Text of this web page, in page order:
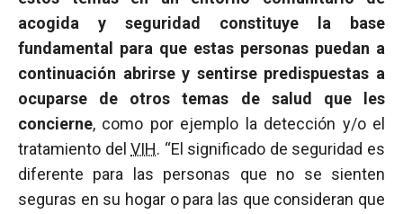
acogida y seguridad constituye la base
fundamental para que estas personas puedan a
continuación abrirse y sentirse predispuestas a
ocuparse de otros temas de salud que les
concierne, como por ejemplo la detección y/o el
tratamiento delVIH. “El significado de seguridad es
diferente para las personas que no se sienten
seguras en su hogar o para las que consideran que